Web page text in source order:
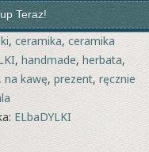
Teraz!
, ceramika, ceramika
, handmade, herbata,
, na kawę, prezent, ręcznie
ELbaDYLKI